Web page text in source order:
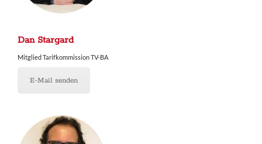
Dan Stargard
Mitglied Tarifkommission TV-BA
E-Mail senden